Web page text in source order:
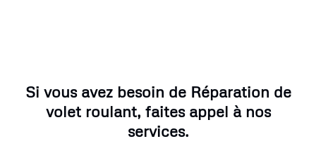
Si vous avez besoin de Réparation de
volet roulant, faites appel à nos
services.